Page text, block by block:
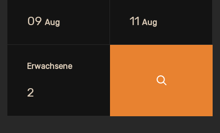
09 Aug 11 Aug
Erwachsene